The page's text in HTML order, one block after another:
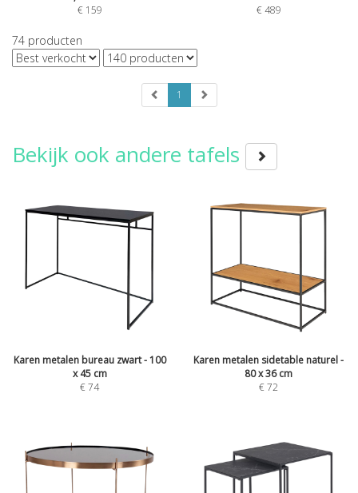
€ 159
€489
74 producten
1
Bekijk ook andere tafels
Karen metalen bureau zwart - 100
x 45 cm
€74
Karen metalen sidetable naturel -
80 x 36 cm
€72